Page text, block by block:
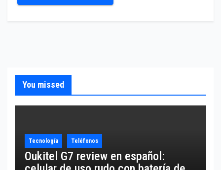
You missed
Tecnología Teléfonos
Oukitel G7 review en español: